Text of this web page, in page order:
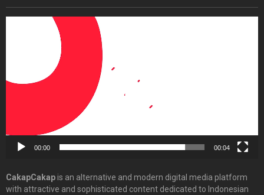
00:00 00:04
CakapCakapis an alternative and modern digital media platform
with attractive and sophisticated content dedicated to Indonesian